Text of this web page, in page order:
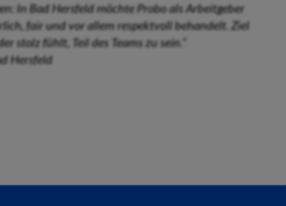
In Bad Hersfeld möchte Probo als Arbeitgeber
fair und vor allem respektvoll behandelt. Ziel
stolz fühlt, Teil des Teams zu sein.“
Hersfeld